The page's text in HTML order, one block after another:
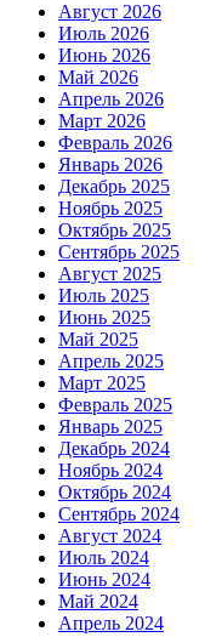
Август 2026
Июль 2026
Июнь 2026
Май 2026
Апрель 2026
Март 2026
Февраль 2026
Январь 2026
Декабрь 2025
Ноябрь 2025
Октябрь 2025
Сентябрь 2025
Август 2025
Июль 2025
Июнь 2025
Май 2025
Апрель 2025
Март 2025
Февраль 2025
Январь 2025
Декабрь 2024
Ноябрь 2024
Октябрь 2024
Сентябрь 2024
Август 2024
Июль 2024
Июнь 2024
Май 2024
Апрель 2024